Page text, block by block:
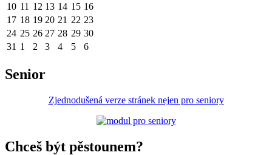
10 11 12 13 14 15 16
17 18 19 20 21 22 23
24 25 26 27 28 29 30
31 1 2 3 4 5 6
Senior
Zjednodušená verze stránek nejen pro seniory
Chceš být pěstounem?